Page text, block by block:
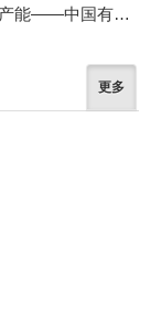
锻造无愧时代无愧使命的世界一流新质产能——中国有色金属工业的战略应对与破局之道（二）
更多